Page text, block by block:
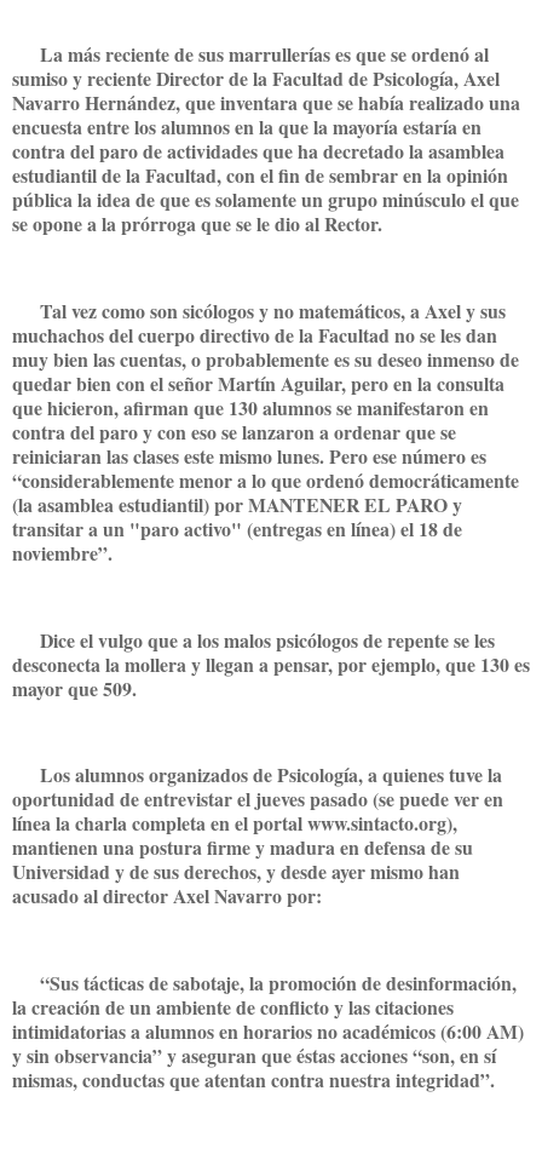
La más reciente de sus marrullerías es que se ordenó al
sumiso y reciente Director de la Facultad de Psicología, Axel
Navarro Hernández, que inventara que se había realizado una
encuesta entre los alumnos en la que la mayoría estaría en
contra del paro de actividades que ha decretado la asamblea
estudiantil de la Facultad, con el fin de sembrar en la opinión
pública la idea de que es solamente un grupo minúsculo el que
se opone a la prórroga que se le dio al Rector.
Tal vez como son sicólogos y no matemáticos, a Axel y sus
muchachos del cuerpo directivo de la Facultad no se les dan
muy bien las cuentas, o probablemente es su deseo inmenso de
quedar bien con el señor Martín Aguilar, pero en la consulta
que hicieron, afirman que 130 alumnos se manifestaron en
contra del paro y con eso se lanzaron a ordenar que se
reiniciaran las clases este mismo lunes. Pero ese número es
“considerablemente menor a lo que ordenó democráticamente
(la asamblea estudiantil) por MANTENER EL PARO y
transitar a un "paro activo" (entregas en línea) el 18 de
noviembre”.
Dice el vulgo que a los malos psicólogos de repente se les
desconecta la mollera y llegan a pensar, por ejemplo, que 130 es
mayor que 509.
Los alumnos organizados de Psicología, a quienes tuve la
oportunidad de entrevistar el jueves pasado (se puede ver en
línea la charla completa en el portal www.sintacto.org),
mantienen una postura firme y madura en defensa de su
Universidad y de sus derechos, y desde ayer mismo han
acusado al director Axel Navarro por:
“Sus tácticas de sabotaje, la promoción de desinformación,
la creación de un ambiente de conflicto y las citaciones
intimidatorias a alumnos en horarios no académicos (6:00 AM)
y sin observancia” y aseguran que éstas acciones “son, en sí
mismas, conductas que atentan contra nuestra integridad”.